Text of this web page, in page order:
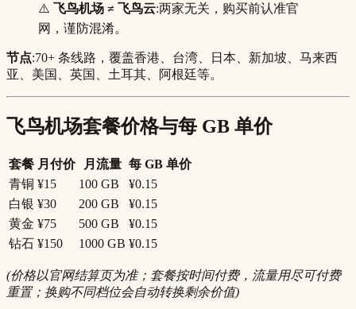
⚠️ 飞鸟机场 ≠ 飞鸟云:两家无关，购买前认准官
网，谨防混淆。
节点:70+ 条线路，覆盖香港、台湾、日本、新加坡、马来西
亚、美国、英国、土耳其、阿根廷等。
飞鸟机场套餐价格与每 GB 单价
套餐 月付价 月流量 每 GB 单价
青铜 ¥15 100 GB
¥0.15
白银 ¥30 200 GB
¥0.15
黄金 ¥75 500 GB
¥0.15
钻石 ¥150 1000 GB ¥0.15
(价格以官网结算页为准；套餐按时间付费，流量用尽可付费
重置；换购不同档位会自动转换剩余价值)